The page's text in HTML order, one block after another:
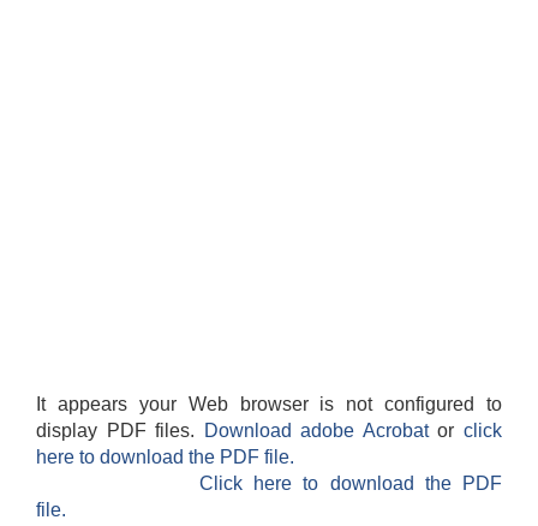
It appears your Web browser is not configured to
display PDF files.
Download adobe Acrobatorclick
here to download the PDF file.
Click here to download the PDF
file.